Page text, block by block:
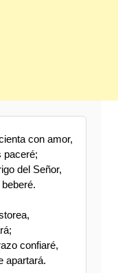
con amor,
paceré;
del Señor,
confiaré,
apartará.